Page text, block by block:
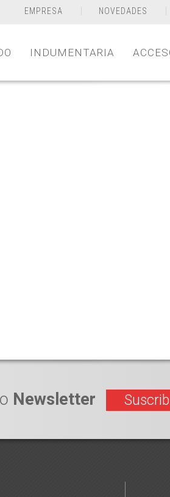
EMPRESA NOVEDADES
INDUMENTARIA
Newsletter